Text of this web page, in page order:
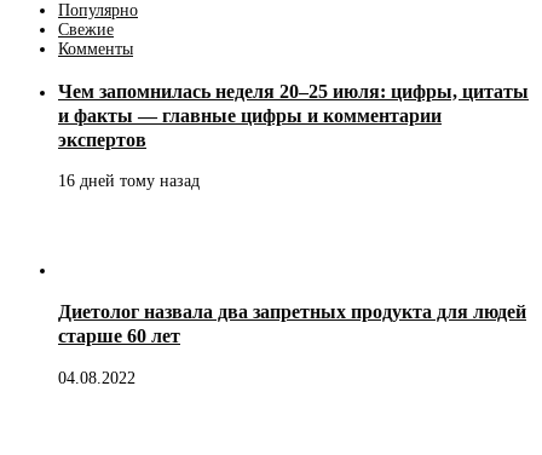
Популярно
Свежие
Комменты
Чем запомнилась неделя 20–25 июля: цифры, цитаты
и факты — главные цифры и комментарии
экспертов
16 дней тому назад
Диетолог назвала два запретных продукта для людей
старше 60 лет
04.08.2022